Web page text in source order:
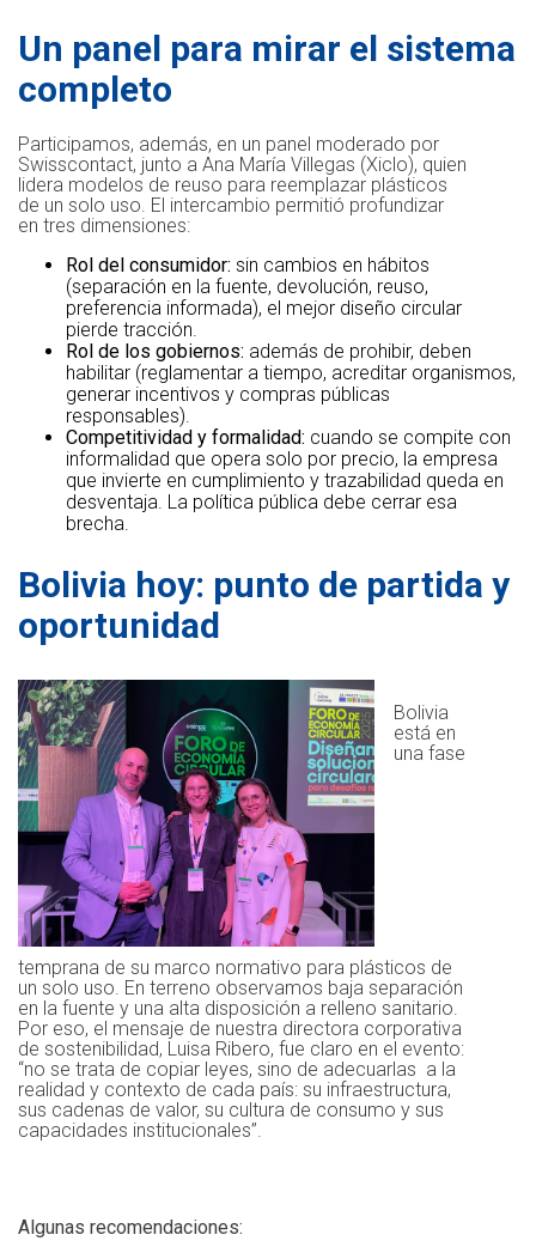
Un panel para mirar el sistema
completo
Participamos, además, en un panel moderado por
Swisscontact, junto a Ana María Villegas (Xiclo), quien
lidera modelos de reuso para reemplazar plásticos
de un solo uso. El intercambio permitió profundizar
en tres dimensiones:
Rol del consumidor: sin cambios en hábitos
(separación en la fuente, devolución, reuso,
preferencia informada), el mejor diseño circular
pierde tracción.
Rol de los gobiernos: además de prohibir, deben
habilitar (reglamentar a tiempo, acreditar organismos,
generar incentivos y compras públicas
responsables).
Competitividad y formalidad: cuando se compite con
informalidad que opera solo por precio, la empresa
que invierte en cumplimiento y trazabilidad queda en
desventaja. La política pública debe cerrar esa
brecha.
Bolivia hoy: punto de partida y
oportunidad
Bolivia
está en
una fase
temprana de su marco normativo para plásticos de
un solo uso. En terreno observamos baja separación
en la fuente y una alta disposición a relleno sanitario.
Por eso, el mensaje de nuestra directora corporativa
de sostenibilidad, Luisa Ribero, fue claro en el evento:
“no se trata de copiar leyes, sino de adecuarlas a la
realidad y contexto de cada país: su infraestructura,
sus cadenas de valor, su cultura de consumo y sus
capacidades institucionales”.
Algunas recomendaciones: